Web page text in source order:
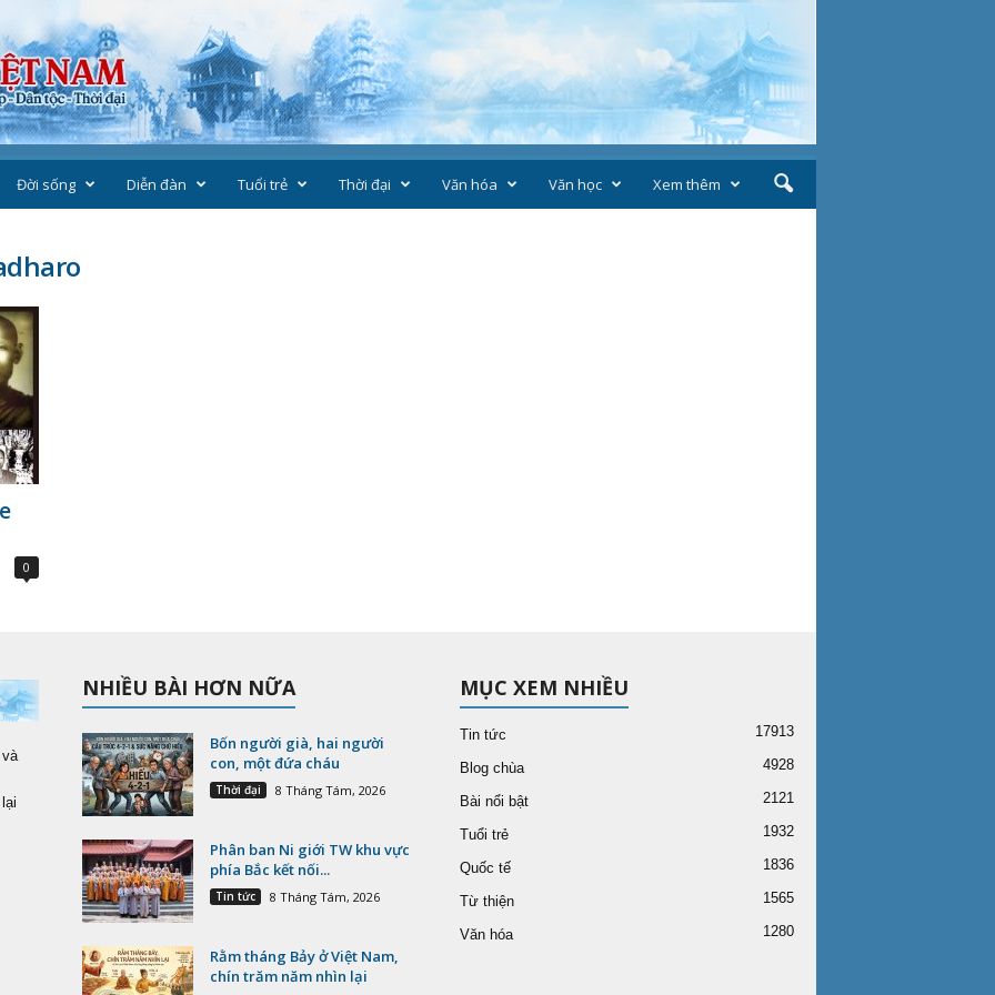
Đời sống Diễn đàn Tuổi trẻ Thời đại Văn hóa Văn học Xem thêm
0
NHIỀU BÀI HƠN NỮA
Bốn người già, hai người
con, một đứa cháu
Thời đại 8 Tháng Tám, 2026
Phân ban Ni giới TW khu vực
phía Bắc kết nối...
Tin tức 8 Tháng Tám, 2026
Rằm tháng Bảy ở Việt Nam,
chín trăm năm nhìn lại
MỤC XEM NHIỀU
Tin tức 17913
Blog chùa 4928
Bài nổi bật 2121
Tuổi trẻ 1932
Quốc tế 1836
Từ thiện 1565
Văn hóa 1280